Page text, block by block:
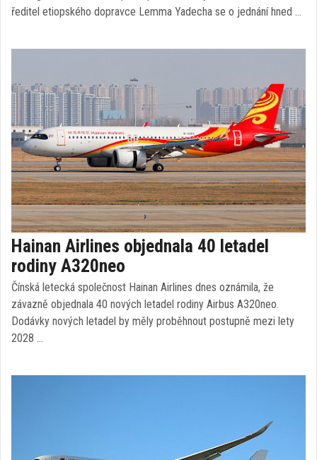
ředitel etiopského dopravce Lemma Yadecha se o jednání hned …
Hainan Airlines objednala 40 letadel
rodiny A320neo
Čínská letecká společnost Hainan Airlines dnes oznámila, že
závazně objednala 40 nových letadel rodiny Airbus A320neo.
Dodávky nových letadel by měly proběhnout postupně mezi lety
2028 …